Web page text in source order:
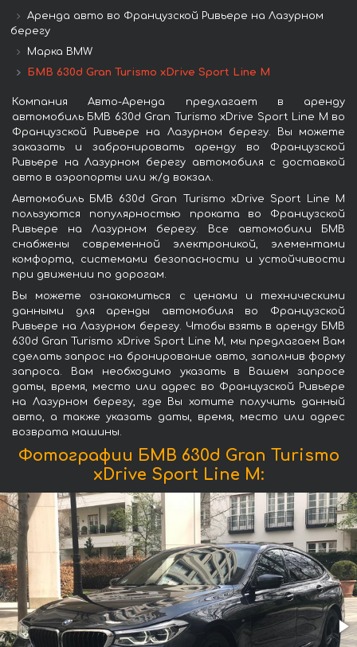
Аренда авто во Французской Ривьере на Лазурном
берегу
Марка BMW
БМВ 630d Gran Turismo xDrive Sport Line М
Компания Авто-Аренда предлагает в аренду
автомобиль БМВ 630d Gran Turismo xDrive Sport Line М во
Французской Ривьере на Лазурном берегу. Вы можете
заказать и забронировать аренду во Французской
Ривьере на Лазурном берегу автомобиля с доставкой
авто в аэропорты или ж/д вокзал.
Автомобиль БМВ 630d Gran Turismo xDrive Sport Line М
пользуются популярностью проката во Французской
Ривьере на Лазурном берегу. Все автомобили БМВ
снабжены современной электроникой, элементами
комфорта, системами безопасности и устойчивости
при движении по дорогам.
Вы можете ознакомиться с ценами и техническими
данными для аренды автомобиля во Французской
Ривьере на Лазурном берегу. Чтобы взять в аренду БМВ
630d Gran Turismo xDrive Sport Line М, мы предлагаем Вам
сделать запрос на бронирование авто, заполнив форму
запроса. Вам необходимо указать в Вашем запросе
даты, время, место или адрес во Французской Ривьере
на Лазурном берегу, где Вы хотите получить данный
авто, а также указать даты, время, место или адрес
возврата машины.
Фотографии БМВ 630d Gran Turismo
xDrive Sport Line М: